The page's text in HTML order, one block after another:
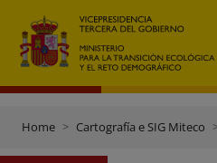
Home Cartografía e SIG Miteco